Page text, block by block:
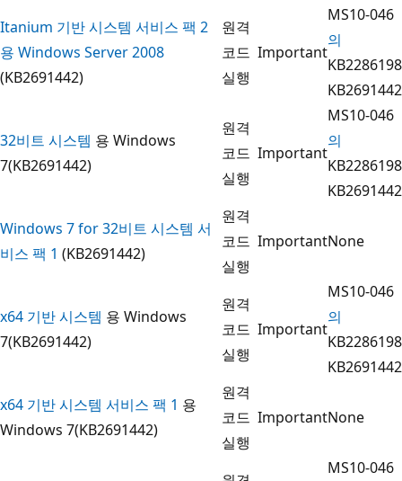
Itanium 기반 시스템 서비스 팩 2
용 Windows Server 2008
(KB2691442)
원격
코드
실행
Important
MS10-046
의
KB2286198
KB2691442
32비트 시스템 용 Windows
7(KB2691442)
원격
코드
실행
Important
MS10-046
의
KB2286198
KB2691442
Windows 7 for 32비트 시스템 서
비스 팩 1 (KB2691442)
원격
코드
실행
ImportantNone
x64 기반 시스템 용 Windows
7(KB2691442)
원격
코드
실행
Important
MS10-046
의
KB2286198
KB2691442
x64 기반 시스템 서비스 팩 1 용
Windows 7(KB2691442)
원격
코드
실행
ImportantNone
MS10-046